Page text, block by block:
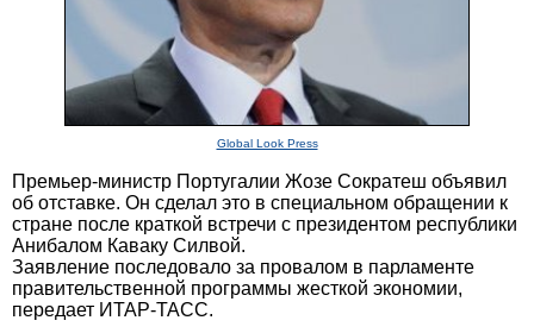
Global Look Press
Премьер-министр Португалии Жозе Сократеш объявил
об отставке. Он сделал это в специальном обращении к
стране после краткой встречи с президентом республики
Анибалом Каваку Силвой.
Заявление последовало за провалом в парламенте
правительственной программы жесткой экономии,
передает ИТАР-ТАСС.